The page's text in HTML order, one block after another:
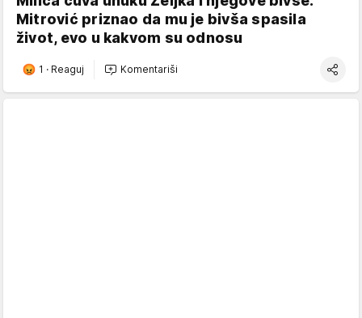
Mitrović priznao da mu je bivša spasila
život, evo u kakvom su odnosu
1 · Reaguj Komentariši